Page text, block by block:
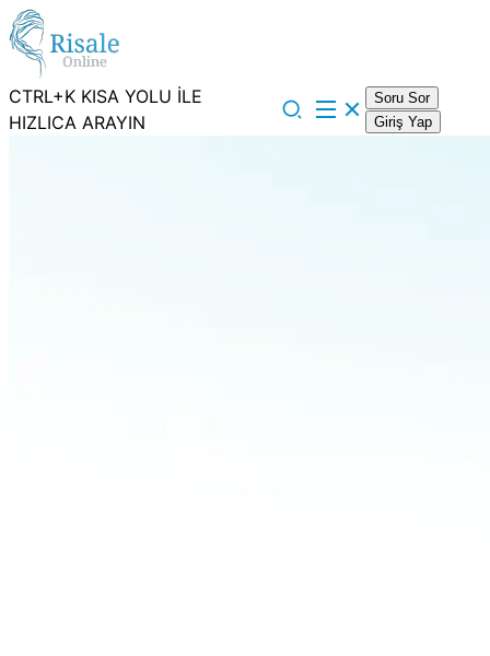
CTRL+K KISA YOLU İLE
HIZLICA ARAYIN
Soru Sor
Giriş Yap